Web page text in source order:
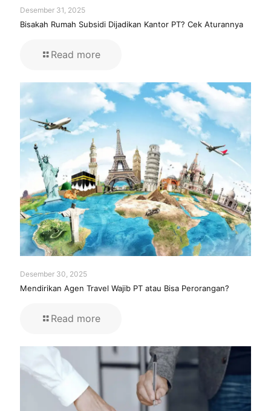
Desember 31, 2025
Bisakah Rumah Subsidi Dijadikan Kantor PT? Cek Aturannya
Read more
Desember 30, 2025
Mendirikan Agen Travel Wajib PT atau Bisa Perorangan?
Read more